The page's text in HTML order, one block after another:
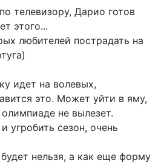
телевизору, Дарио готов
этого...
любителей пострадать на
идет на волевых,
это. Может уйти в яму,
не вылезет.
угробить сезон, очень
нельзя, а как еще форму